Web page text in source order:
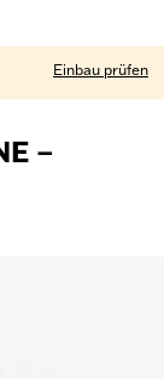
Einbau prüfen
–